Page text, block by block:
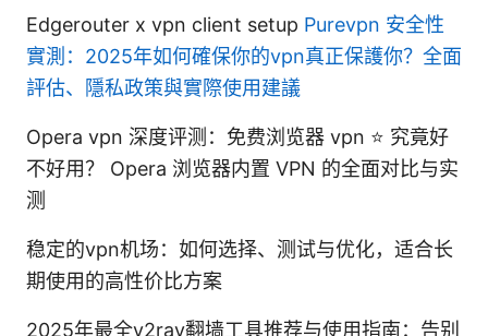
Edgerouter x vpn client setup Purevpn 安全性
實測：2025年如何確保你的vpn真正保護你？全面
評估、隱私政策與實際使用建議
Opera vpn 深度评测：免费浏览器 vpn ⭐ 究竟好
不好用？ Opera 浏览器内置 VPN 的全面对比与实
测
稳定的vpn机场：如何选择、测试与优化，适合长
期使用的高性价比方案
2025年最全v2ray翻墙工具推荐与使用指南：告别